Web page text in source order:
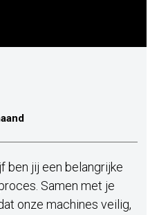
ben jij een belangrijke
Samen met je
onze machines veilig,